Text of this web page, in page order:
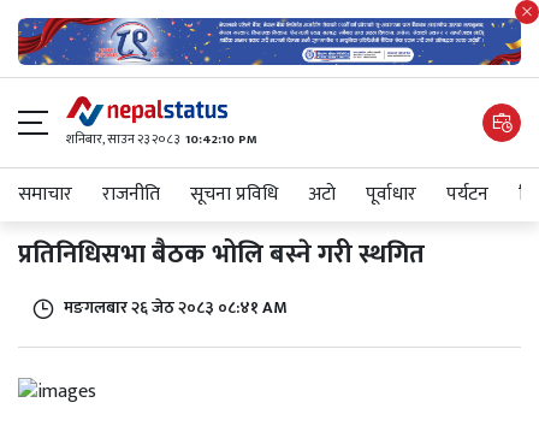
शनिबार, साउन २३ २०८३ 10:42:10 PM
समाचार राजनीति सूचना प्रविधि अटाे पूर्वाधार पर्यटन
प्रतिनिधिसभा बैठक भोलि बस्ने गरी स्थगित
मङगलबार २६ जेठ २०८३ ०८:४१ AM